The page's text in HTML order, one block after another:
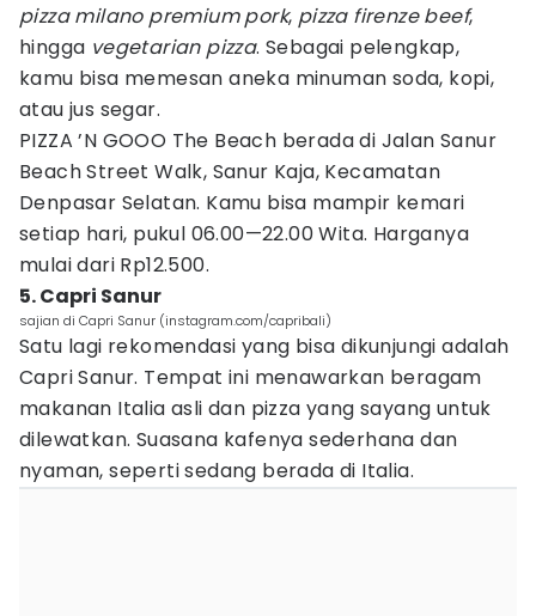
pizza milano premium pork, pizza firenze beef,
hingga vegetarian pizza. Sebagai pelengkap,
kamu bisa memesan aneka minuman soda, kopi,
atau jus segar.
PIZZA ’N GOOO The Beach berada di Jalan Sanur
Beach Street Walk, Sanur Kaja, Kecamatan
Denpasar Selatan. Kamu bisa mampir kemari
setiap hari, pukul 06.00—22.00 Wita. Harganya
mulai dari Rp12.500.
5. Capri Sanur
sajian di Capri Sanur (instagram.com/capribali)
Satu lagi rekomendasi yang bisa dikunjungi adalah
Capri Sanur. Tempat ini menawarkan beragam
makanan Italia asli dan pizza yang sayang untuk
dilewatkan. Suasana kafenya sederhana dan
nyaman, seperti sedang berada di Italia.